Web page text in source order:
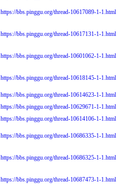
https://bbs.pinggu.org/thread-10617089-1-1.html
https://bbs.pinggu.org/thread-10617131-1-1.html
https://bbs.pinggu.org/thread-10601062-1-1.html
https://bbs.pinggu.org/thread-10618145-1-1.html
https://bbs.pinggu.org/thread-10614623-1-1.html
https://bbs.pinggu.org/thread-10629671-1-1.html
https://bbs.pinggu.org/thread-10614106-1-1.html
https://bbs.pinggu.org/thread-10686335-1-1.html
https://bbs.pinggu.org/thread-10686325-1-1.html
https://bbs.pinggu.org/thread-10687473-1-1.html